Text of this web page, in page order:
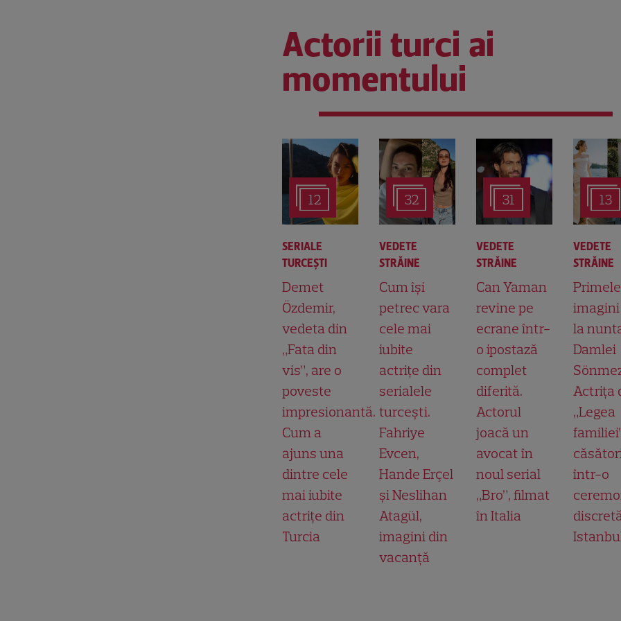
Actorii turci ai
momentului
12
SERIALE
TURCEŞTI
Demet
Özdemir,
vedeta din
„Fata din
vis”, are o
poveste
impresionantă.
Cum a
ajuns una
dintre cele
mai iubite
actrițe din
Turcia
32
VEDETE
STRĂINE
Cum își
petrec vara
cele mai
iubite
actrițe din
serialele
turcești.
Fahriye
Evcen,
Hande Erçel
și Neslihan
Atagül,
imagini din
vacanță
31
VEDETE
STRĂINE
Can Yaman
revine pe
ecrane într-
o ipostază
complet
diferită.
Actorul
joacă un
avocat în
noul serial
„Bro”, filmat
în Italia
13
VEDETE
STRĂINE
Primele
la
Damlei
Actrița
„Legea
într-o